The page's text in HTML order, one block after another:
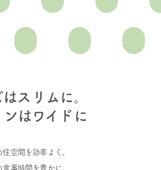
スリムに。
ンはワイドに
住空間を効率よく。
事時間を豊かに。